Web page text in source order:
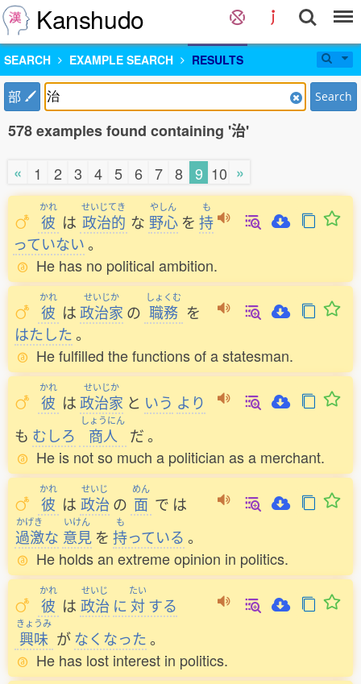
Kanshudo
SEARCH EXAMPLE SEARCH RESULTS
部 Search
578 examples found containing '治'
« 1 2 3 4 5 6 7 8 9 10 »
かれ
彼 は
せいじてき
政治的 な
やしん
野心 を
も
持
っていない。
He has no political ambition.
かれ
彼 は
せいじか
政治家 の
しょくむ
職務 を
はたした。
He fulfilled the functions of a statesman.
かれ
彼 は
せいじか
政治家 と いう より
も むしろ
しょうにん
商人 だ。
He is not so much a politician as a merchant.
かれ
彼 は
せいじ
政治 の
めん
面 で は
かげき
過激な
いけん
意見 を
も
持っている 。
He holds an extreme opinion in politics.
かれ
彼 は
せいじ
政治 に
たい
対する
きょうみ
興味 がなくなった。
He has lost interest in politics.